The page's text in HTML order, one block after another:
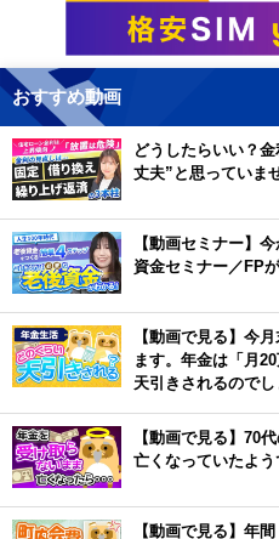
おすすめ動画
どうしたらいい？
丈夫”と思っていま
【動画セミナー】
資金セミナー／FP
【動画で見る】今
ます。年金は「月
天引きされるのでし
【動画で見る】70
亡くなっていたよ
【動画で見る】年